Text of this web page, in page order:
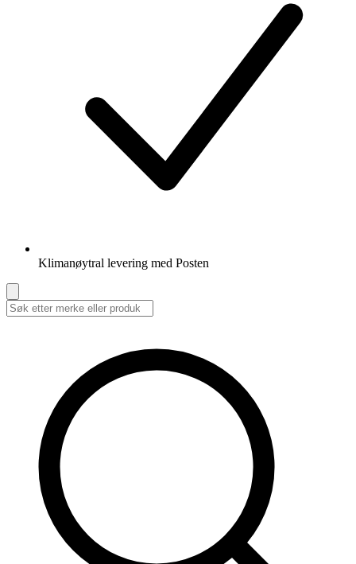
Klimanøytral levering med Posten